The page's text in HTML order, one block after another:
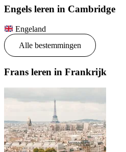
Engels leren in Cambridge
Engeland
Alle bestemmingen
Frans leren in Frankrijk